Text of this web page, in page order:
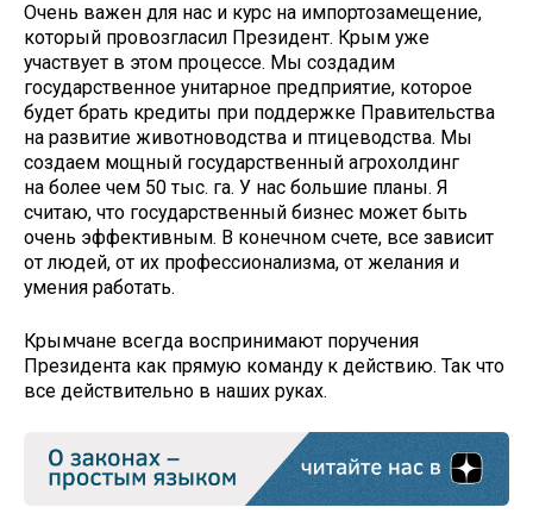
Очень важен для нас и курс на импортозамещение,
который провозгласил Президент. Крым уже
участвует в этом процессе. Мы создадим
государственное унитарное предприятие, которое
будет брать кредиты при поддержке Правительства
на развитие животноводства и птицеводства. Мы
создаем мощный государственный агрохолдинг
на более чем 50 тыс. га. У нас большие планы. Я
считаю, что государственный бизнес может быть
очень эффективным. В конечном счете, все зависит
от людей, от их профессионализма, от желания и
умения работать.
Крымчане всегда воспринимают поручения
Президента как прямую команду к действию. Так что
все действительно в наших руках.